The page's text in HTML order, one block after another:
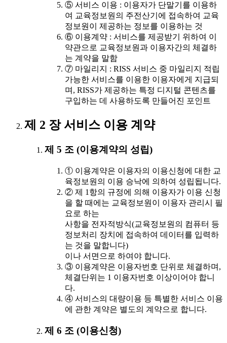
⑤ 서비스 이용 : 이용자가 단말기를 이용하
여 교육정보원의 주전산기에 접속하여 교육
정보원이 제공하는 정보를 이용하는 것
⑥ 이용계약 : 서비스를 제공받기 위하여 이
약관으로 교육정보원과 이용자간의 체결하
는 계약을 말함
⑦ 마일리지 : RISS 서비스 중 마일리지 적립
가능한 서비스를 이용한 이용자에게 지급되
며, RISS가 제공하는 특정 디지털 콘텐츠를
구입하는 데 사용하도록 만들어진 포인트
제 2 장 서비스 이용 계약
제 5 조 (이용계약의 성립)
① 이용계약은 이용자의 이용신청에 대한 교
육정보원의 이용 승낙에 의하여 성립됩니다.
② 제 1항의 규정에 의해 이용자가 이용 신청
을 할 때에는 교육정보원이 이용자 관리시 필
요로 하는
사항을 전자적방식(교육정보원의 컴퓨터 등
정보처리 장치에 접속하여 데이터를 입력하
는 것을 말합니다)
이나 서면으로 하여야 합니다.
③ 이용계약은 이용자번호 단위로 체결하며,
체결단위는 1 이용자번호 이상이어야 합니
다.
④ 서비스의 대량이용 등 특별한 서비스 이용
에 관한 계약은 별도의 계약으로 합니다.
제 6 조 (이용신청)